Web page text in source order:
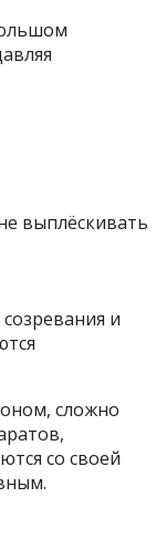
выплёскивать
и
сложно
со своей